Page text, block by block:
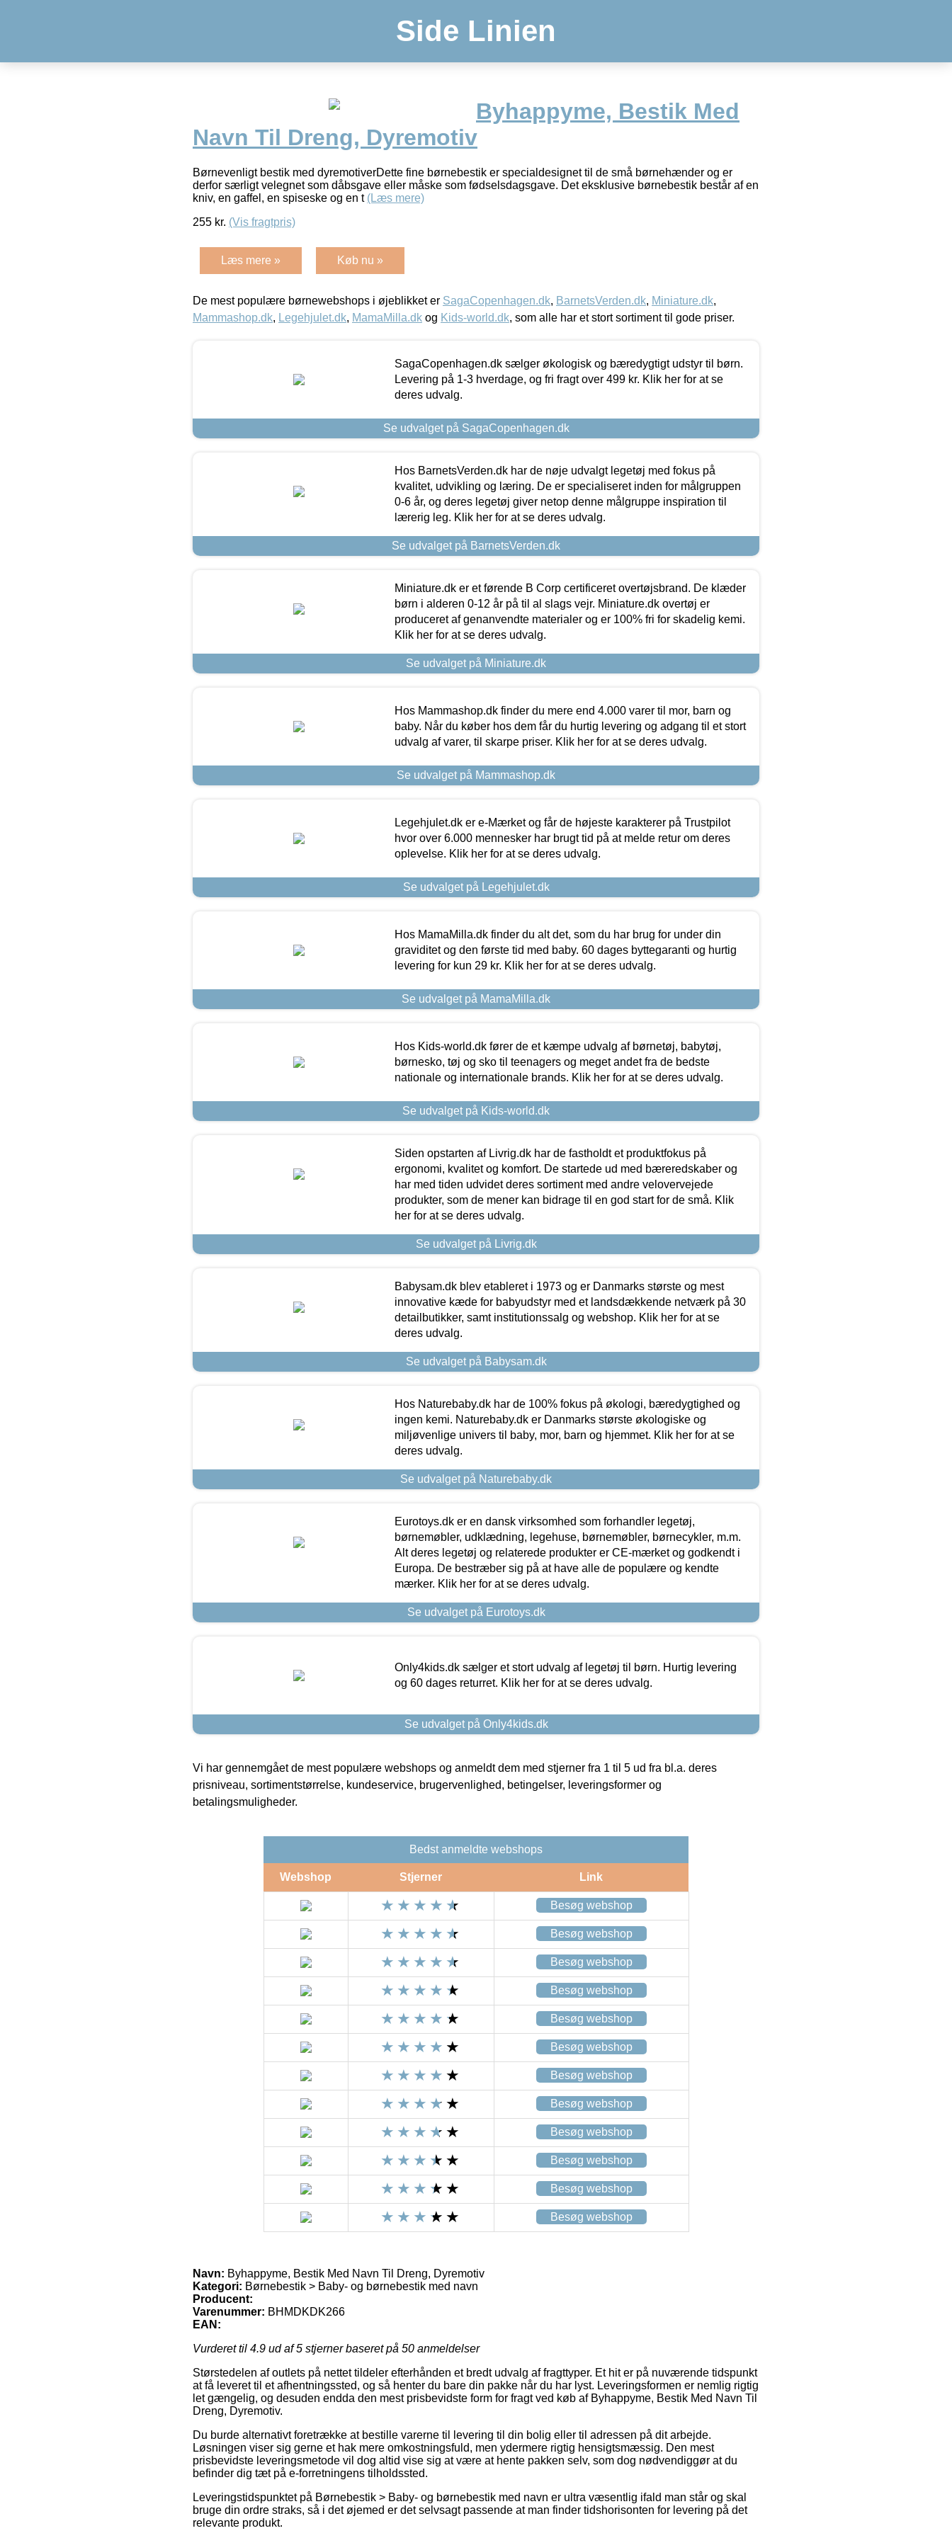
Side Linien
Byhappyme, Bestik Med
Navn Til Dreng, Dyremotiv
Børnevenligt bestik med dyremotiverDette fine børnebestik er specialdesignet til de små børnehænder og er
derfor særligt velegnet som dåbsgave eller måske som fødselsdagsgave. Det eksklusive børnebestik består af en
kniv, en gaffel, en spiseske og en t (Læs mere)
255 kr. (Vis fragtpris)
Læs mere » Køb nu »
De mest populære børnewebshops i øjeblikket er SagaCopenhagen.dk, BarnetsVerden.dk, Miniature.dk,
Mammashop.dk, Legehjulet.dk, MamaMilla.dk og Kids-world.dk, som alle har et stort sortiment til gode priser.
SagaCopenhagen.dk sælger økologisk og bæredygtigt udstyr til børn.
Levering på 1-3 hverdage, og fri fragt over 499 kr. Klik her for at se
deres udvalg.
Se udvalget på SagaCopenhagen.dk
Hos BarnetsVerden.dk har de nøje udvalgt legetøj med fokus på
kvalitet, udvikling og læring. De er specialiseret inden for målgruppen
0-6 år, og deres legetøj giver netop denne målgruppe inspiration til
lærerig leg. Klik her for at se deres udvalg.
Se udvalget på BarnetsVerden.dk
Miniature.dk er et førende B Corp certificeret overtøjsbrand. De klæder
børn i alderen 0-12 år på til al slags vejr. Miniature.dk overtøj er
produceret af genanvendte materialer og er 100% fri for skadelig kemi.
Klik her for at se deres udvalg.
Se udvalget på Miniature.dk
Hos Mammashop.dk finder du mere end 4.000 varer til mor, barn og
baby. Når du køber hos dem får du hurtig levering og adgang til et stort
udvalg af varer, til skarpe priser. Klik her for at se deres udvalg.
Se udvalget på Mammashop.dk
Legehjulet.dk er e-Mærket og får de højeste karakterer på Trustpilot
hvor over 6.000 mennesker har brugt tid på at melde retur om deres
oplevelse. Klik her for at se deres udvalg.
Se udvalget på Legehjulet.dk
Hos MamaMilla.dk finder du alt det, som du har brug for under din
graviditet og den første tid med baby. 60 dages byttegaranti og hurtig
levering for kun 29 kr. Klik her for at se deres udvalg.
Se udvalget på MamaMilla.dk
Hos Kids-world.dk fører de et kæmpe udvalg af børnetøj, babytøj,
børnesko, tøj og sko til teenagers og meget andet fra de bedste
nationale og internationale brands. Klik her for at se deres udvalg.
Se udvalget på Kids-world.dk
Siden opstarten af Livrig.dk har de fastholdt et produktfokus på
ergonomi, kvalitet og komfort. De startede ud med bæreredskaber og
har med tiden udvidet deres sortiment med andre velovervejede
produkter, som de mener kan bidrage til en god start for de små. Klik
her for at se deres udvalg.
Se udvalget på Livrig.dk
Babysam.dk blev etableret i 1973 og er Danmarks største og mest
innovative kæde for babyudstyr med et landsdækkende netværk på 30
detailbutikker, samt institutionssalg og webshop. Klik her for at se
deres udvalg.
Se udvalget på Babysam.dk
Hos Naturebaby.dk har de 100% fokus på økologi, bæredygtighed og
ingen kemi. Naturebaby.dk er Danmarks største økologiske og
miljøvenlige univers til baby, mor, barn og hjemmet. Klik her for at se
deres udvalg.
Se udvalget på Naturebaby.dk
Eurotoys.dk er en dansk virksomhed som forhandler legetøj,
børnemøbler, udklædning, legehuse, børnemøbler, børnecykler, m.m.
Alt deres legetøj og relaterede produkter er CE-mærket og godkendt i
Europa. De bestræber sig på at have alle de populære og kendte
mærker. Klik her for at se deres udvalg.
Se udvalget på Eurotoys.dk
Only4kids.dk sælger et stort udvalg af legetøj til børn. Hurtig levering
og 60 dages returret. Klik her for at se deres udvalg.
Se udvalget på Only4kids.dk
Vi har gennemgået de mest populære webshops og anmeldt dem med stjerner fra 1 til 5 ud fra bl.a. deres
prisniveau, sortimentstørrelse, kundeservice, brugervenlighed, betingelser, leveringsformer og
betalingsmuligheder.
Bedst anmeldte webshops
Webshop Stjerner Link
Besøg webshop
Besøg webshop
Besøg webshop
Besøg webshop
Besøg webshop
Besøg webshop
Besøg webshop
Besøg webshop
Besøg webshop
Besøg webshop
Besøg webshop
Besøg webshop
Navn: Byhappyme, Bestik Med Navn Til Dreng, Dyremotiv
Kategori: Børnebestik > Baby- og børnebestik med navn
Producent:
Varenummer: BHMDKDK266
EAN:
Vurderet til 4.9 ud af 5 stjerner baseret på 50 anmeldelser
Størstedelen af outlets på nettet tildeler efterhånden et bredt udvalg af fragttyper. Et hit er på nuværende tidspunkt
at få leveret til et afhentningssted, og så henter du bare din pakke når du har lyst. Leveringsformen er nemlig rigtig
let gængelig, og desuden endda den mest prisbevidste form for fragt ved køb af Byhappyme, Bestik Med Navn Til
Dreng, Dyremotiv.
Du burde alternativt foretrække at bestille varerne til levering til din bolig eller til adressen på dit arbejde.
Løsningen viser sig gerne et hak mere omkostningsfuld, men ydermere rigtig hensigtsmæssig. Den mest
prisbevidste leveringsmetode vil dog altid vise sig at være at hente pakken selv, som dog nødvendiggør at du
befinder dig tæt på e-forretningens tilholdssted.
Leveringstidspunktet på Børnebestik > Baby- og børnebestik med navn er ultra væsentlig ifald man står og skal
bruge din ordre straks, så i det øjemed er det selvsagt passende at man finder tidshorisonten for levering på det
relevante produkt.